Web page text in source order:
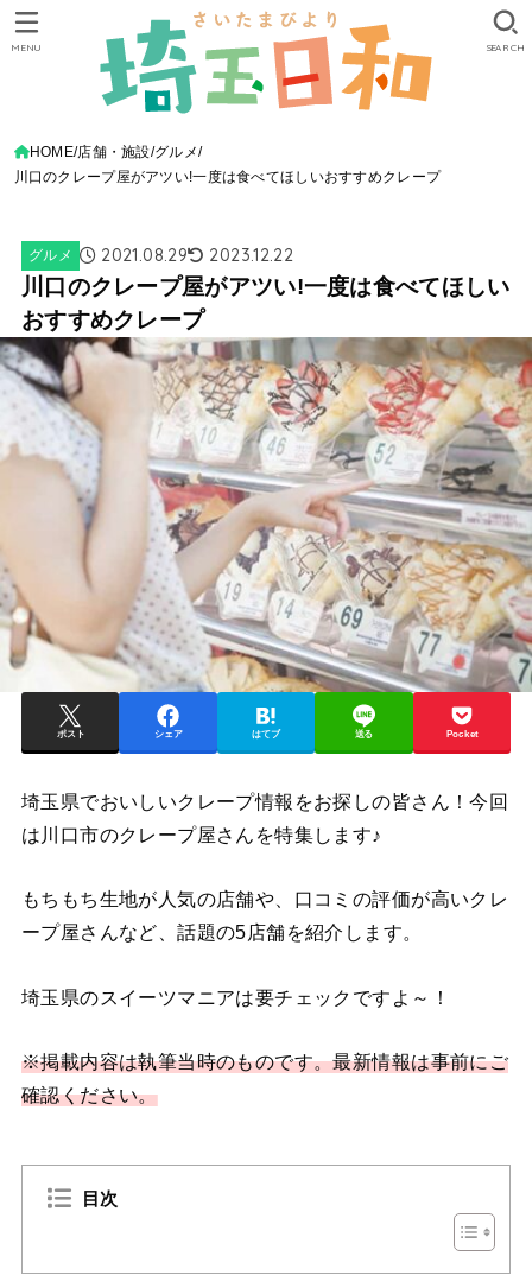
SEARCH
MENU
HOME 店舗・施設 グルメ
川口のクレープ屋がアツい!一度は食べてほしいおすすめクレープ
グルメ 2021.08.29 2023.12.22
川口のクレープ屋がアツい!一度は食べてほしい
おすすめクレープ
ポスト シェア はてブ 送る Pocket
埼玉県でおいしいクレープ情報をお探しの皆さん！今回
は川口市のクレープ屋さんを特集します♪
もちもち生地が人気の店舗や、口コミの評価が高いクレ
ープ屋さんなど、話題の5店舗を紹介します。
埼玉県のスイーツマニアは要チェックですよ～！
※掲載内容は執筆当時のものです。最新情報は事前にご
確認ください。
目次